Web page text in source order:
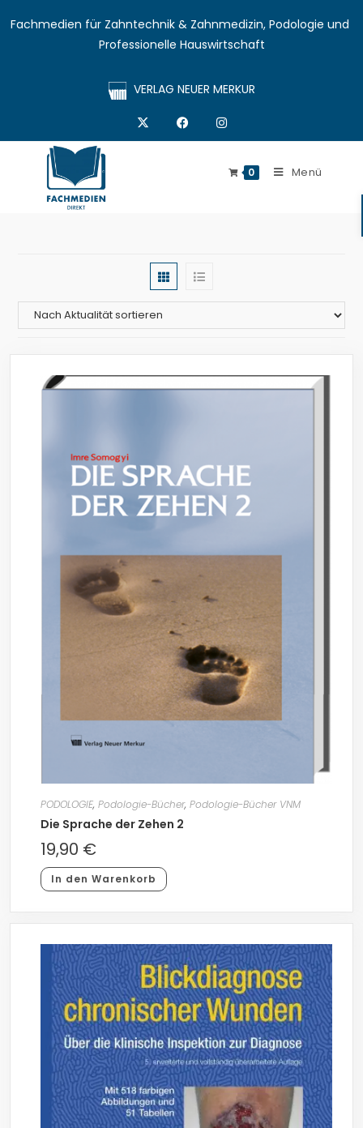
Fachmedien für Zahntechnik & Zahnmedizin, Podologie und
Professionelle Hauswirtschaft
VERLAG NEUER MERKUR
0 Menü
PODOLOGIE, Podologie-Bücher, Podologie-Bücher VNM
Die Sprache der Zehen 2
19,90 €
In den Warenkorb